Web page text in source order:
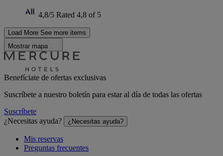
4,8/5 Rated 4,8 of 5
Load More See more items
Mostrar mapa
Benefíciate de ofertas exclusivas
Suscríbete a nuestro boletín para estar al día de todas las ofertas
Suscríbete
¿Necesitas ayuda?
¿Necesitas ayuda?
Mis reservas
Preguntas frecuentes